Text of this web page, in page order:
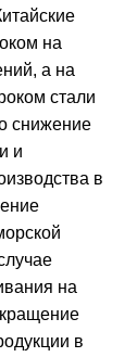
на
а на
стали
снижение
и
в
на
в